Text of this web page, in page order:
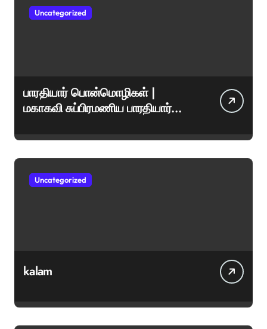
Uncategorized
பாரதியார் பொன்மொழிகள் |
மகாகவி சுப்பிரமணிய பாரதியார்
ஊக்கமளிக்கும் வாசகங்கள்
Uncategorized
kalam